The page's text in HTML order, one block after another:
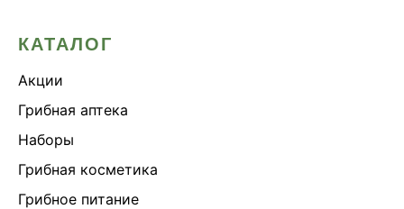
КАТАЛОГ
Акции
Грибная аптека
Наборы
Грибная косметика
Грибное питание